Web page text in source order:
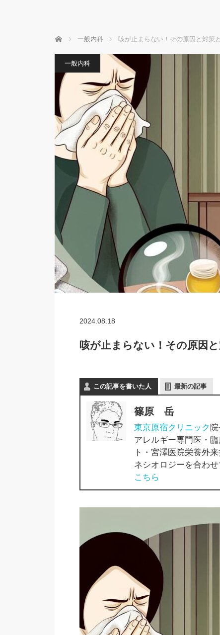
ホーム 一般内科 咳が止まらない！その原因と対策
一般内科
2024.08.18
咳が止まらない！その原因
この記事を書いた人 最新の記事
篠原 岳
東京原宿クリニック
アレルギー専門医・
ト・宮澤医院栄養外
ネシオロジーを合わ
こちら